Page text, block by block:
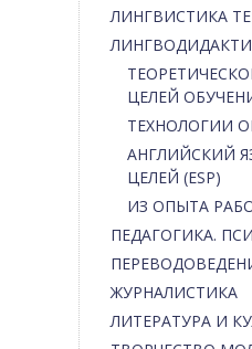
ЛИНГВИСТИКА
ЦЕЛЕЙ
ТЕХНОЛОГИИ
АНГЛИЙСКИЙ
ЦЕЛЕЙ (ESP)
ИЗ ОПЫТА
ПЕДАГОГИКА.
ЖУРНАЛИСТИКА
ЛИТЕРАТУРА И